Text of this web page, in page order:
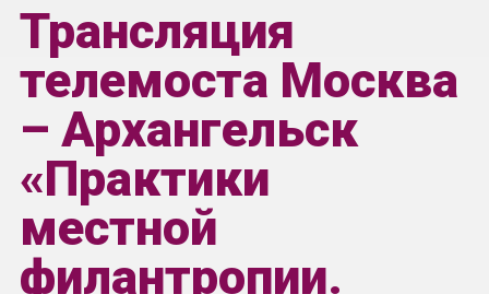
Трансляция
телемоста Москва
– Архангельск
«Практики
местной
филантропии.